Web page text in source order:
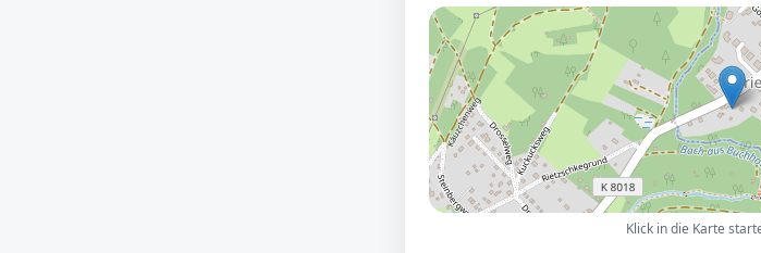
Klick in die Karte